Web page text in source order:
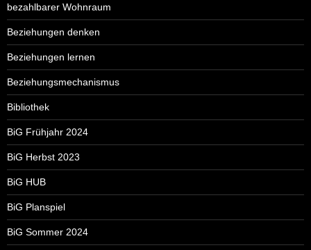
bezahlbarer Wohnraum
Beziehungen denken
Beziehungen lernen
Beziehungsmechanismus
Bibliothek
BiG Frühjahr 2024
BiG Herbst 2023
BiG HUB
BiG Planspiel
BiG Sommer 2024